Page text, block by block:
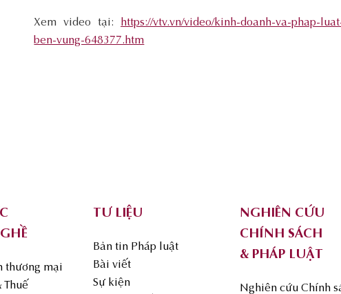
Xem video tại: https://vtv.vn/video/kinh-doanh-va-phap-
ben-vung-648377.htm
thương mại
Thuế
TƯ LIỆU
Bản tin Pháp luật
Bài viết
Sự kiện
NGHIÊN CỨU
CHÍNH SÁCH
& PHÁP LUẬT
Nghiên cứu Chính